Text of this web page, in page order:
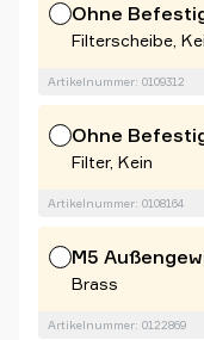
Ohne
Filterscheibe,
Artikelnummer: 0109312
Ohne
Filter, Kein
Artikelnummer: 0108164
M5
Brass
Artikelnummer: 0122869